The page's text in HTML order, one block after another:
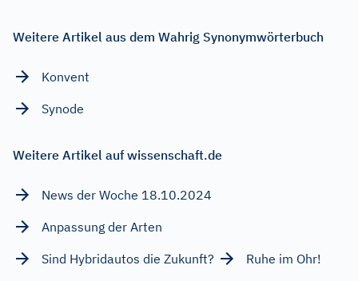
Weitere Artikel aus dem Wahrig Synonymwörterbuch
Konvent
Synode
Weitere Artikel auf wissenschaft.de
News der Woche 18.10.2024
Anpassung der Arten
Sind Hybridautos die Zukunft?
Ruhe im Ohr!